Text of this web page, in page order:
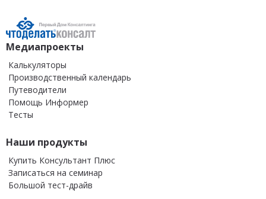
Медиапроекты
Калькуляторы
Производственный календарь
Путеводители
Помощь Информер
Тесты
Наши продукты
Купить Консультант Плюс
Записаться на семинар
Большой тест-драйв